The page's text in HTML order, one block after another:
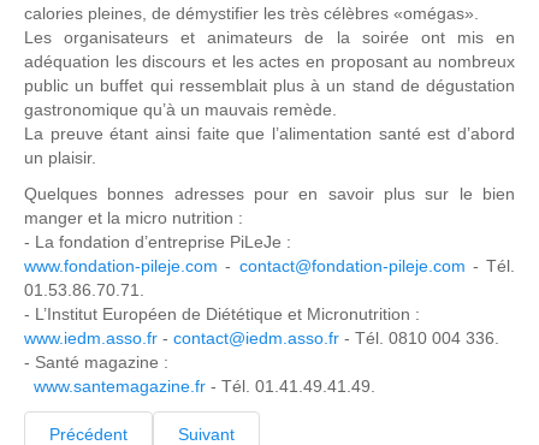
calories pleines, de démystifier les très célèbres «omégas».
Les organisateurs et animateurs de la soirée ont mis en
adéquation les discours et les actes en proposant au nombreux
public un buffet qui ressemblait plus à un stand de dégustation
gastronomique qu’à un mauvais remède.
La preuve étant ainsi faite que l’alimentation santé est d’abord
un plaisir.
Quelques bonnes adresses pour en savoir plus sur le bien
manger et la micro nutrition :
- La fondation d’entreprise PiLeJe :
www.fondation-pileje.com - contact@fondation-pileje.com - Tél.
01.53.86.70.71.
- L’Institut Européen de Diététique et Micronutrition :
www.iedm.asso.fr - contact@iedm.asso.fr - Tél. 0810 004 336.
- Santé magazine :
www.santemagazine.fr - Tél. 01.41.49.41.49.
Précédent Suivant